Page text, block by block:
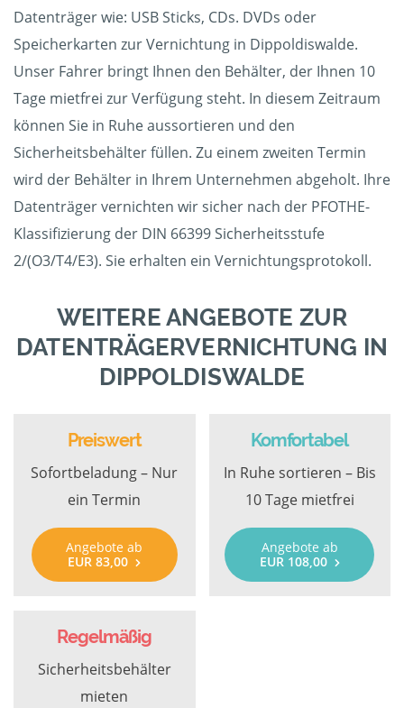
Datenträger wie: USB Sticks, CDs. DVDs oder
Speicherkarten zur Vernichtung in Dippoldiswalde.
Unser Fahrer bringt Ihnen den Behälter, der Ihnen 10
Tage mietfrei zur Verfügung steht. In diesem Zeitraum
können Sie in Ruhe aussortieren und den
Sicherheitsbehälter füllen. Zu einem zweiten Termin
wird der Behälter in Ihrem Unternehmen abgeholt. Ihre
Datenträger vernichten wir sicher nach der PFOTHE-
Klassifizierung der DIN 66399 Sicherheitsstufe
2/(O3/T4/E3). Sie erhalten ein Vernichtungsprotokoll.
WEITERE ANGEBOTE ZUR
DATENTRÄGERVERNICHTUNG IN
DIPPOLDISWALDE
Preiswert
Sofortbeladung – Nur
ein Termin
Angebote ab
EUR 83,00
Komfortabel
In Ruhe sortieren – Bis
10 Tage mietfrei
Angebote ab
EUR 108,00
Regelmäßig
Sicherheitsbehälter
mieten